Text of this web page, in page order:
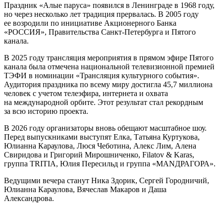
Праздник «Алые паруса» появился в Ленинграде в 1968 году,
но через несколько лет традиция прервалась. В 2005 году
ее возродили по инициативе Акционерного Банка
«РОССИЯ», Правительства Санкт-Петербурга и Пятого
канала.
В 2025 году трансляция мероприятия в прямом эфире Пятого
канала была отмечена национальной телевизионной премией
ТЭФИ в номинации «Трансляция культурного события».
Аудитория праздника по всему миру достигла 45,7 миллиона
человек с учетом телеэфира, интернета и охвата
на международной орбите. Этот результат стал рекордным
за всю историю проекта.
В 2026 году организаторы вновь обещают масштабное шоу.
Перед выпускниками выступят Елка, Татьяна Куртукова,
Юлианна Караулова, Люся Чеботина, Алекс Лим, Алена
Свиридова и Григорий Мирошниченко, Filatov & Karas,
группа TRITIA, Юлия Пересильд и группа «МАNДРАГОРА».
Ведущими вечера станут Ника Здорик, Сергей Городничий,
Юлианна Караулова, Вячеслав Макаров и Даша
Александрова.